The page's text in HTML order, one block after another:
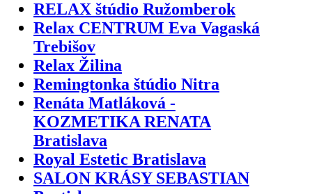
RELAX štúdio Ružomberok
Relax CENTRUM Eva Vagaská
Trebišov
Relax Žilina
Remingtonka štúdio Nitra
Renáta Matláková -
KOZMETIKA RENATA
Bratislava
Royal Estetic Bratislava
SALON KRÁSY SEBASTIAN